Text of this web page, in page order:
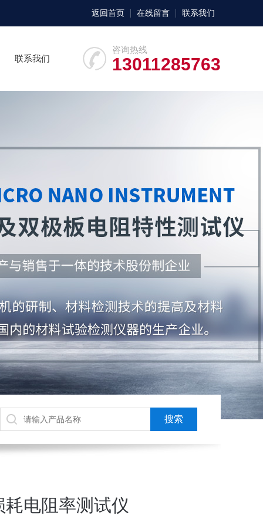
返回首页 在线留言 联系我们
咨询热线
13011285763
联系我们
电阻率测试仪